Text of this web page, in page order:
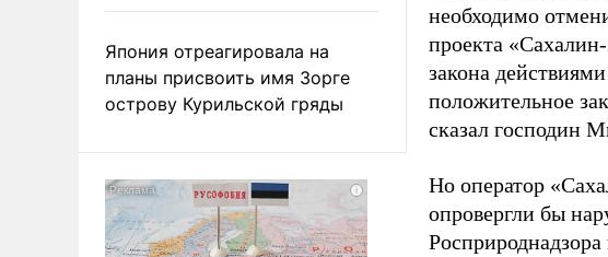
Япония отреагировала на
планы присвоить имя Зорге
острову Курильской гряды
необходимо
проекта
закона
положительное
сказал господин
Но оператор
опровергли бы